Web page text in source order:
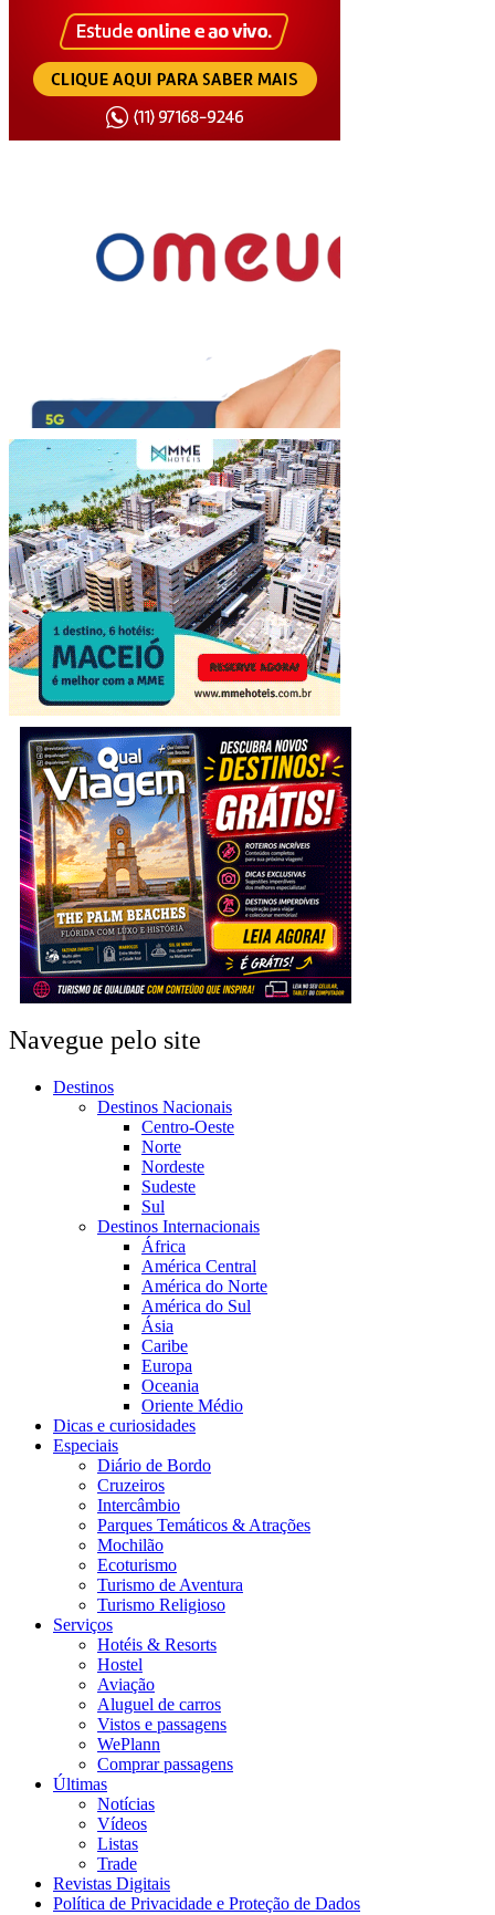
Navegue pelo site
Destinos
Destinos Nacionais
Centro-Oeste
Norte
Nordeste
Sudeste
Sul
Destinos Internacionais
África
América Central
América do Norte
América do Sul
Ásia
Caribe
Europa
Oceania
Oriente Médio
Dicas e curiosidades
Especiais
Diário de Bordo
Cruzeiros
Intercâmbio
Parques Temáticos & Atrações
Mochilão
Ecoturismo
Turismo de Aventura
Turismo Religioso
Serviços
Hotéis & Resorts
Hostel
Aviação
Aluguel de carros
Vistos e passagens
WePlann
Comprar passagens
Últimas
Notícias
Vídeos
Listas
Trade
Revistas Digitais
Política de Privacidade e Proteção de Dados